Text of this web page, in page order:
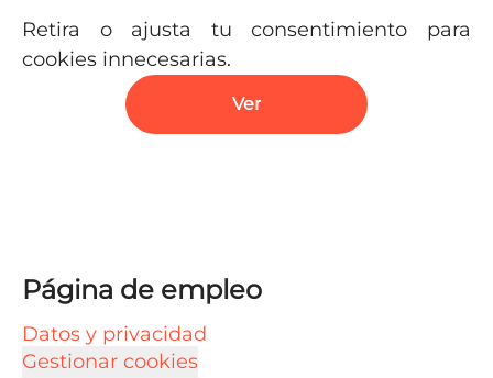
Retira o ajusta tu consentimiento para
cookies innecesarias.
Ver
Página de empleo
Datos y privacidad
Gestionar cookies